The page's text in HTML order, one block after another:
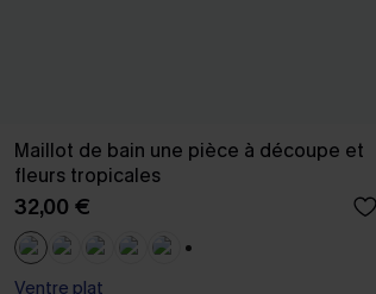
Maillot de bain une pièce à découpe et
fleurs tropicales
32,00 €
Ventre plat